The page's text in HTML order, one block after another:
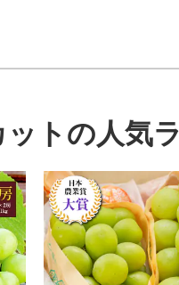
トの人気